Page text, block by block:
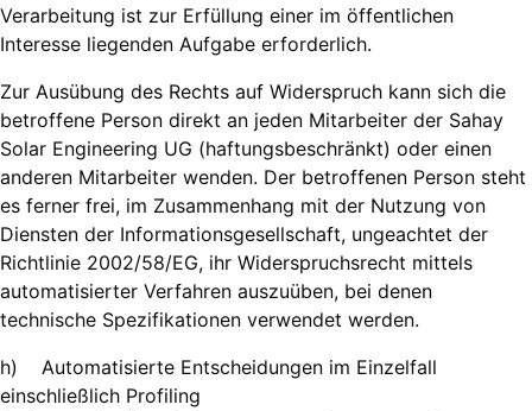
Verarbeitung ist zur Erfüllung einer im öffentlichen
Interesse liegenden Aufgabe erforderlich.
Zur Ausübung des Rechts auf Widerspruch kann sich die
betroffene Person direkt an jeden Mitarbeiter der Sahay
Solar Engineering UG (haftungsbeschränkt) oder einen
anderen Mitarbeiter wenden. Der betroffenen Person steht
es ferner frei, im Zusammenhang mit der Nutzung von
Diensten der Informationsgesellschaft, ungeachtet der
Richtlinie 2002/58/EG, ihr Widerspruchsrecht mittels
automatisierter Verfahren auszuüben, bei denen
technische Spezifikationen verwendet werden.
h) Automatisierte Entscheidungen im Einzelfall
einschließlich Profiling